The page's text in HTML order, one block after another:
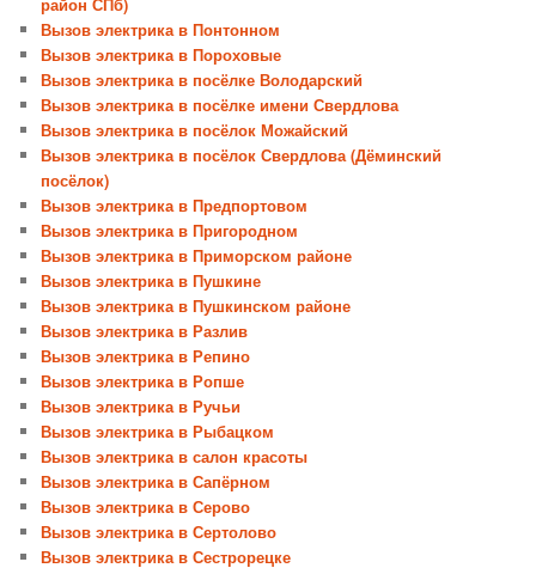
район СПб)
Вызов электрика в Понтонном
Вызов электрика в Пороховые
Вызов электрика в посёлке Володарский
Вызов электрика в посёлке имени Свердлова
Вызов электрика в посёлок Можайский
Вызов электрика в посёлок Свердлова (Дёминский
посёлок)
Вызов электрика в Предпортовом
Вызов электрика в Пригородном
Вызов электрика в Приморском районе
Вызов электрика в Пушкине
Вызов электрика в Пушкинском районе
Вызов электрика в Разлив
Вызов электрика в Репино
Вызов электрика в Ропше
Вызов электрика в Ручьи
Вызов электрика в Рыбацком
Вызов электрика в салон красоты
Вызов электрика в Сапёрном
Вызов электрика в Серово
Вызов электрика в Сертолово
Вызов электрика в Сестрорецке